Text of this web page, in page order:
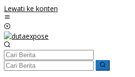
Lewati ke konten